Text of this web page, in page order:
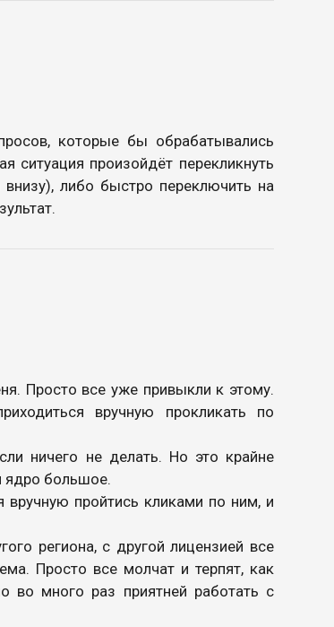
которые бы обрабатывались
ситуация произойдёт перекликнуть
либо быстро переключить на
Просто все уже привыкли к этому.
вручную прокликать по
ничего не делать. Но это крайне
ядро большое.
вручную пройтись кликами по ним, и
региона, с другой лицензией все
Просто все молчат и терпят, как
во много раз приятней работать с